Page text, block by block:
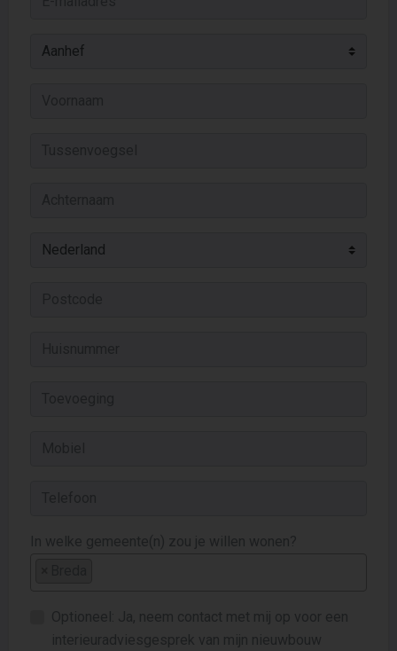
In welke gemeente(n) zou je willen wonen?
Optioneel: Ja, neem contact met mij op voor een
interieuradviesgesprek van mijn nieuwbouw